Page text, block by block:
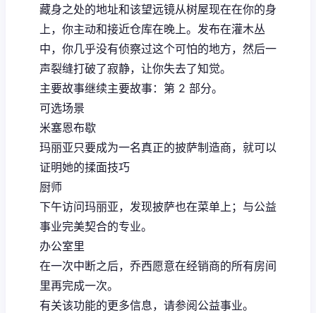
藏身之处的地址和该望远镜从树屋现在在你的身
上，你主动和接近仓库在晚上。发布在灌木丛
中，你几乎没有侦察过这个可怕的地方，然后一
声裂缝打破了寂静，让你失去了知觉。
主要故事继续主要故事：第 2 部分。
可选场景
米塞恩布歇
玛丽亚只要成为一名真正的披萨制造商，就可以
证明她的揉面技巧
厨师
下午访问玛丽亚，发现披萨也在菜单上；与公益
事业完美契合的专业。
办公室里
在一次中断之后，乔西愿意在经销商的所有房间
里再完成一次。
有关该功能的更多信息，请参阅公益事业。